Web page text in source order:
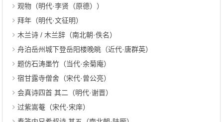
观物（明代·李贤（原德））
拜年（明代·文征明）
木兰诗 / 木兰辞（南北朝·佚名）
舟泊岳州城下登岳阳楼晚眺（近代·唐群英）
题仿石涛墨竹（当代·余菊庵）
宿甘露寺僧舍（宋代·曾公亮）
会真诗四首 其二（明代·谢晋）
过紫嵩菴（宋代·宋庠）